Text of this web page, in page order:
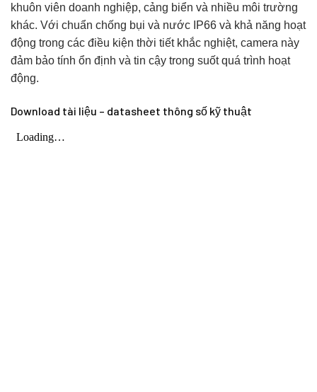
khuôn viên doanh nghiệp, cảng biển và nhiều môi trường
khác. Với chuẩn chống bụi và nước IP66 và khả năng hoạt
động trong các điều kiện thời tiết khắc nghiệt, camera này
đảm bảo tính ổn định và tin cậy trong suốt quá trình hoạt
động.
Download tài liệu – datasheet thông số kỹ thuật